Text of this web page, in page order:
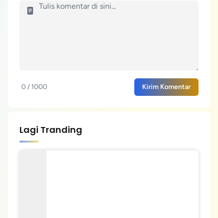
0 / 1000 Kirim Komentar
Lagi Tranding